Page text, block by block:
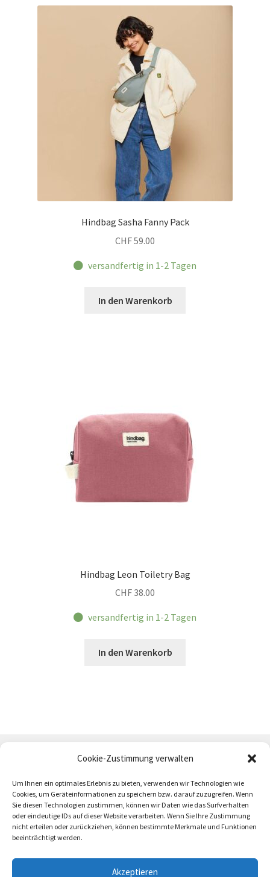
Cookie-Zustimmung verwalten
Um Ihnen ein optimales Erlebnis zu bieten, verwenden wir Technologien wie
Cookies, um Geräteinformationen zu speichern bzw. darauf zuzugreifen. Wenn
Sie diesen Technologien zustimmen, können wir Daten wie das Surfverhalten
oder eindeutige IDs auf dieser Website verarbeiten. Wenn Sie Ihre Zustimmung
nicht erteilen oder zurückziehen, können bestimmte Merkmale und Funktionen
beeinträchtigt werden.
Akzeptieren
Hindbag Sasha Fanny Pack
CHF59.00
versandfertig in 1-2 Tagen
In den Warenkorb
Hindbag Leon Toiletry Bag
CHF38.00
versandfertig in 1-2 Tagen
In den Warenkorb
AGB Zahlung und Versand Impressum